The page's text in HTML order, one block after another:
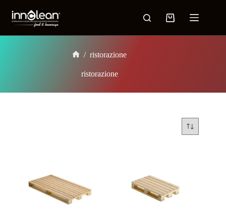
/ ristorazione
ristorazione